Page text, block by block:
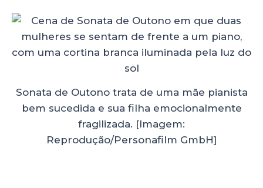
Sonata de Outono trata de uma mãe pianista
bem sucedida e sua filha emocionalmente
fragilizada. [Imagem:
Reprodução/Personafilm GmbH]